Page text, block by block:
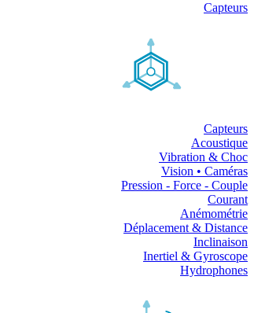
Capteurs
Capteurs
Acoustique
Vibration & Choc
Vision • Caméras
Pression - Force - Couple
Courant
Anémométrie
Déplacement & Distance
Inclinaison
Inertiel & Gyroscope
Hydrophones